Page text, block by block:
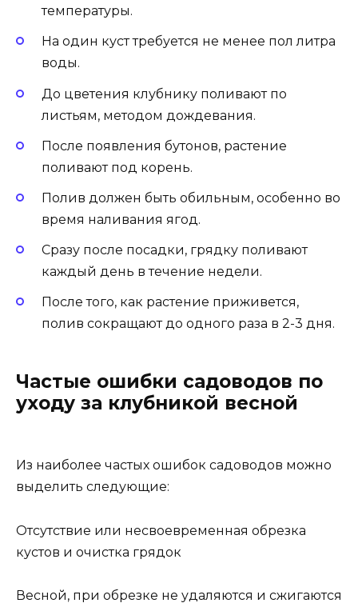
температуры.
На один куст требуется не менее пол литра
воды.
До цветения клубнику поливают по
листьям, методом дождевания.
После появления бутонов, растение
поливают под корень.
Полив должен быть обильным, особенно во
время наливания ягод.
Сразу после посадки, грядку поливают
каждый день в течение недели.
После того, как растение приживется,
полив сокращают до одного раза в 2-3 дня.
Частые ошибки садоводов по
уходу за клубникой весной
Из наиболее частых ошибок садоводов можно
выделить следующие:
Отсутствие или несвоевременная обрезка
кустов и очистка грядок
Весной, при обрезке не удаляются и сжигаются